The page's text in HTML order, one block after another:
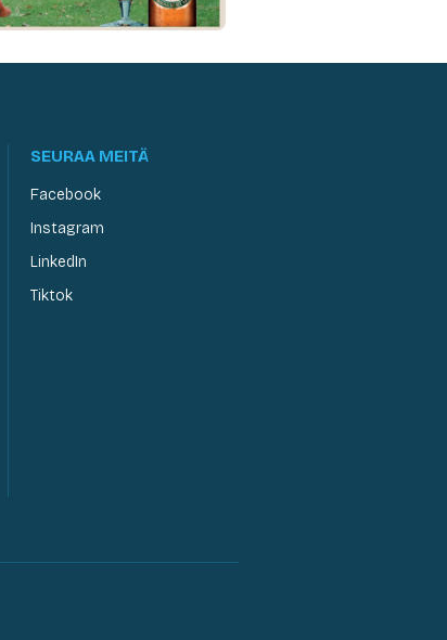
SEURAA MEITÄ
Facebook
Instagram
LinkedIn
Tiktok